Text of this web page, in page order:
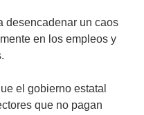
desencadenar un caos
en los empleos y
el gobierno estatal
que no pagan